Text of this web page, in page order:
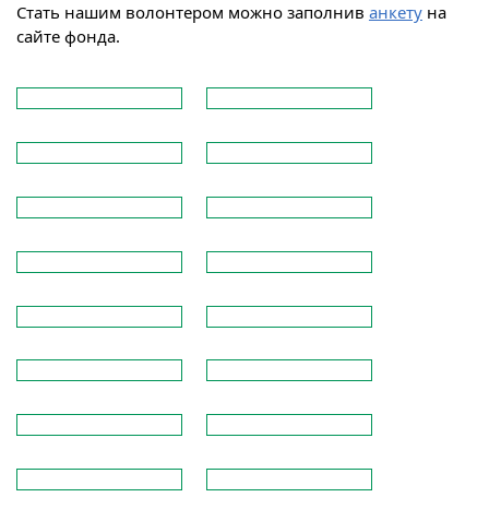
Стать нашим волонтером можно заполнив анкетуна
сайте фонда.